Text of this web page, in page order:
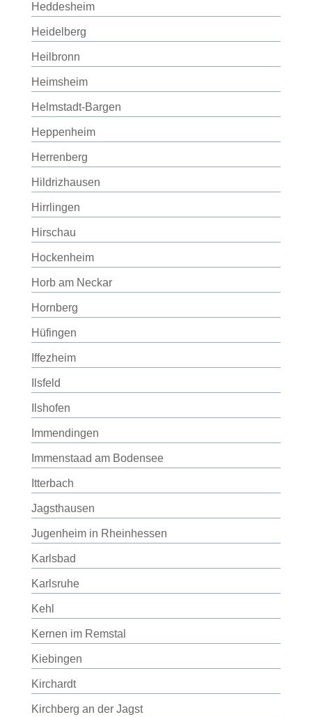
Heddesheim
Heidelberg
Heilbronn
Heimsheim
Helmstadt-Bargen
Heppenheim
Herrenberg
Hildrizhausen
Hirrlingen
Hirschau
Hockenheim
Horb am Neckar
Hornberg
Hüfingen
Iffezheim
Ilsfeld
Ilshofen
Immendingen
Immenstaad am Bodensee
Itterbach
Jagsthausen
Jugenheim in Rheinhessen
Karlsbad
Karlsruhe
Kehl
Kernen im Remstal
Kiebingen
Kirchardt
Kirchberg an der Jagst